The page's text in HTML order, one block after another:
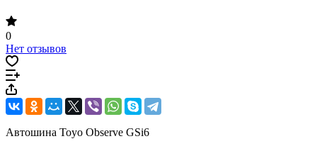
0
Нет отзывов
Автошина Toyo Observe GSi6